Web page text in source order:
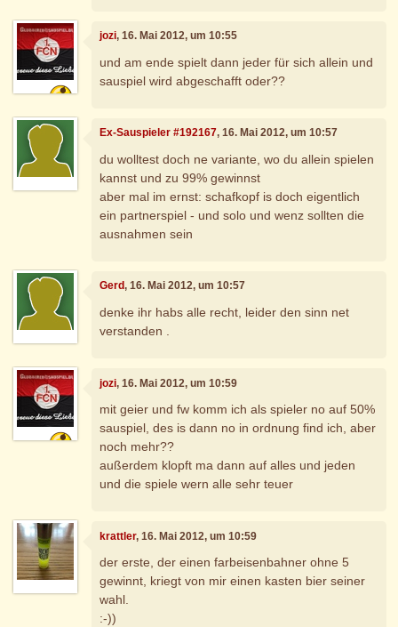
jozi, 16. Mai 2012, um 10:55
und am ende spielt dann jeder für sich allein und
sauspiel wird abgeschafft oder??
Ex-Sauspieler #192167, 16. Mai 2012, um 10:57
du wolltest doch ne variante, wo du allein spielen
kannst und zu 99% gewinnst
aber mal im ernst: schafkopf is doch eigentlich
ein partnerspiel - und solo und wenz sollten die
ausnahmen sein
Gerd, 16. Mai 2012, um 10:57
denke ihr habs alle recht, leider den sinn net
verstanden .
jozi, 16. Mai 2012, um 10:59
mit geier und fw komm ich als spieler no auf 50%
sauspiel, des is dann no in ordnung find ich, aber
noch mehr??
außerdem klopft ma dann auf alles und jeden
und die spiele wern alle sehr teuer
krattler, 16. Mai 2012, um 10:59
der erste, der einen farbeisenbahner ohne 5
gewinnt, kriegt von mir einen kasten bier seiner
wahl.
:-))